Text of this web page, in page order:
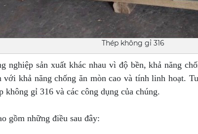
Thép không gỉ 316
nghiệp sản xuất khác nhau vì độ bền, khả năng
khả năng chống ăn mòn cao và tính linh hoạt.
gỉ 316 và các công dụng của chúng.
gồm những điều sau đây: